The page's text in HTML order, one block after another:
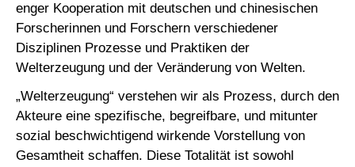
enger Kooperation mit deutschen und chinesischen
Forscherinnen und Forschern verschiedener
Disziplinen Prozesse und Praktiken der
Welterzeugung und der Veränderung von Welten.
„Welterzeugung“ verstehen wir als Prozess, durch den
Akteure eine spezifische, begreifbare, und mitunter
sozial beschwichtigend wirkende Vorstellung von
Gesamtheit schaffen. Diese Totalität ist sowohl